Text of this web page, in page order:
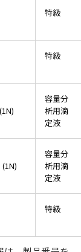
特級
特級
容量分
析用滴
定液
容量分
析用滴
定液
特級